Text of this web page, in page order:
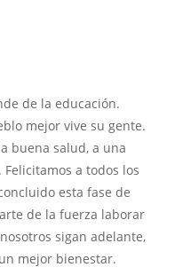
de la educación.
mejor vive su gente.
buena salud, a una
a todos los
esta fase de
de la fuerza laborar
sigan adelante,
mejor bienestar.